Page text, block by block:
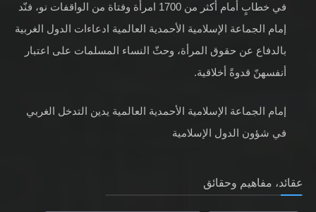
في خطابٍ أمام أكثر من 1700 امرأة وفتاة من الواقفات نو، فنّد
إمام الجماعة الإسلامية الأحمدية العالمية ادعاءات الدول الغربية
بالدفاع عن حقوق المرأة، وحثّ النساء المسلمات على اعتبار
أنفسهنّ قدوةً أخلاقية.
إمام الجماعة الإسلامية الأحمدية العالمية يدين التدخل الغربي
في شؤون الدول الإسلامية
عقائد، مفاهيم وحقائق